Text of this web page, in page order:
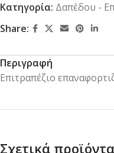
Κατηγορία: Δαπέδου -
Share:
Περιγραφή
Επιτραπέζιο
Σχετικά προϊόντα